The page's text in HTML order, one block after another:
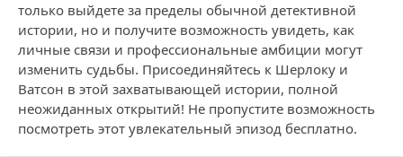
только выйдете за пределы обычной детективной
истории, но и получите возможность увидеть, как
личные связи и профессиональные амбиции могут
изменить судьбы. Присоединяйтесь к Шерлоку и
Ватсон в этой захватывающей истории, полной
неожиданных открытий! Не пропустите возможность
посмотреть этот увлекательный эпизод бесплатно.